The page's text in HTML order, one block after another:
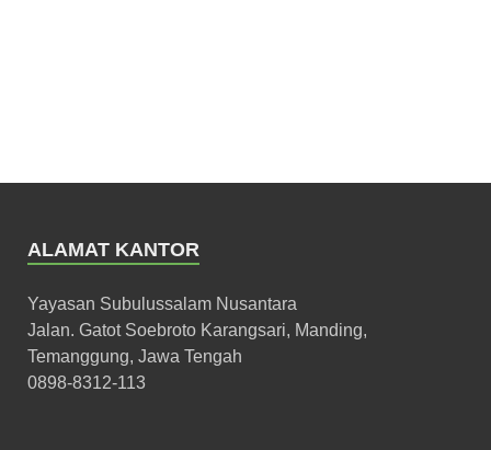
ALAMAT KANTOR
Yayasan Subulussalam Nusantara
Jalan. Gatot Soebroto Karangsari, Manding,
Temanggung, Jawa Tengah
0898-8312-113